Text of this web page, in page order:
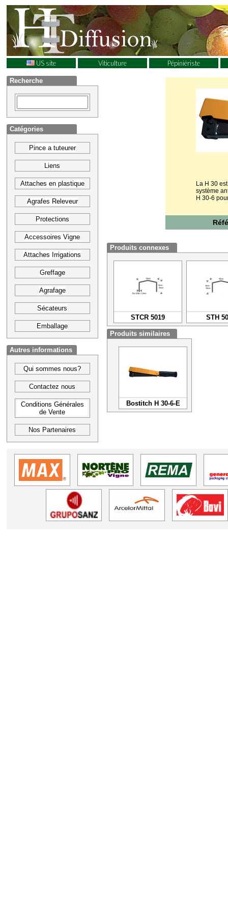
US site Viticulture Pépiniériste
Recherche
Catégories
Pince a tuteurer
Liens
Attaches en plastique
Agrafes Releveur
Protections
Accessoires Vigne
Attaches Irrigations
Greffage
Agrafage
Sécateurs
Emballage
Autres informations
Qui sommes nous?
Contactez nous
Conditions Générales
de Vente
Nos Partenaires
La H 30
système
H 30-6
Produits connexes
STCR 5019 STH
Produits similaires
Bostitch H 30-6-E